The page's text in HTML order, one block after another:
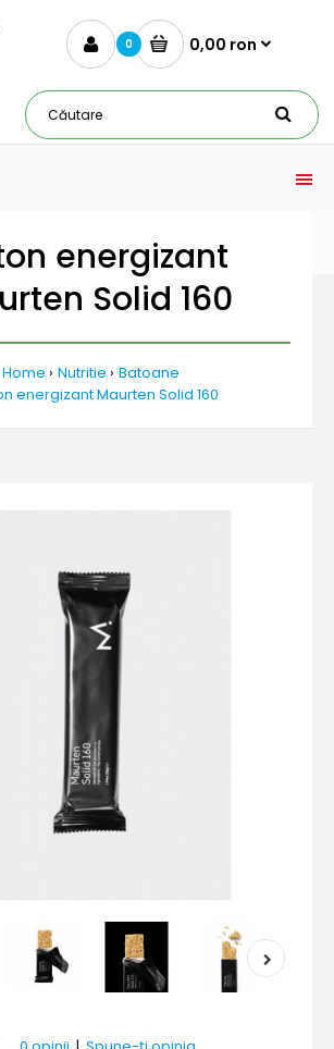
0 0,00 ron
energizant
Solid 160
Home Nutritie
Batoane
energizant Maurten Solid 160